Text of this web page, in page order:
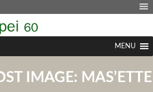
MENU
IMAGE: MAS’ETTE